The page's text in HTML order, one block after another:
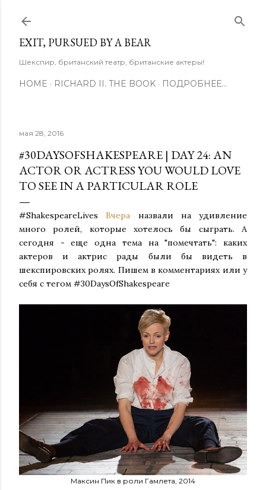
EXIT, PURSUED BY A BEAR
Шекспир, британский театр, британские актеры!
HOME RICHARD II. THE BOOK ПОДРОБНЕЕ…
мая 28, 2016
#30DAYSOFSHAKESPEARE | DAY 24: AN
ACTOR OR ACTRESS YOU WOULD LOVE
TO SEE IN A PARTICULAR ROLE
#‎ShakespeareLives‬Вчера назвали на удивление
много ролей, которые хотелось бы сыграть. А
сегодня - еще одна тема на "помечтать": каких
актеров и актрис рады были бы видеть в
шекспировских ролях. Пишем в комментариях или у
себя с тегом #30DaysOfShakespeare
Максин Пик в роли Гамлета, 2014